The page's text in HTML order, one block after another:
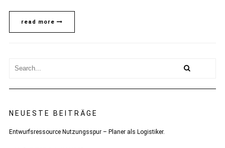
read more
NEUESTE BEITRÄGE
Entwurfsressource Nutzungsspur – Planer als Logistiker.